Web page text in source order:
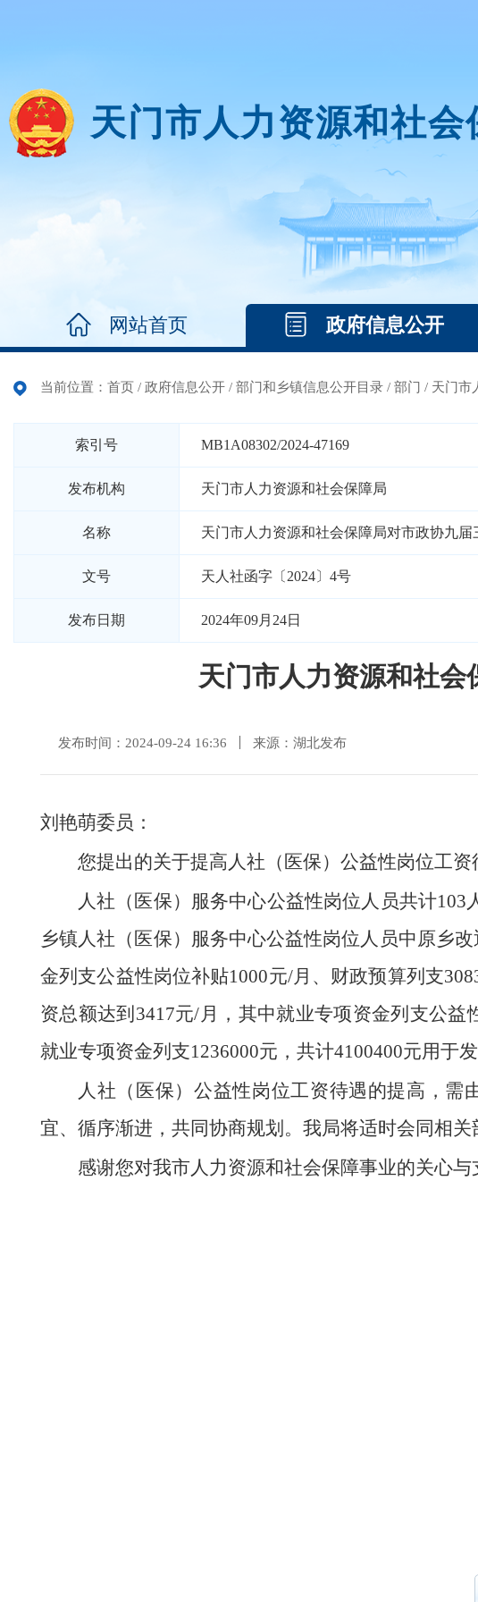
天门市人力资源和社会
网站首页 政府信息公开
当前位置： 首页 / 政府信息公开 / 部门和乡镇信息公开目录 / 部门 / 天门市
索引号 MB1A08302/2024-47169
发布机构 天门市人力资源和社会保障局
名称 天门市人力资源和社会保障局对市政协九届
文号 天人社函字〔2024〕4号
发布日期 2024年09月24日
天门市人力资源和社会
发布时间：2024-09-24 16:36 来源：湖北发布
刘艳萌委员：
您提出的关于提高人社（医保）公益性岗位工资
人社（医保）服务中心公益性岗位人员共计
乡镇人社（医保）服务中心公益性岗位人员中原乡
金列支公益性岗位补贴1000元/月、财政预算列支
资总额达到3417元/月，其中就业专项资金列支公益
就业专项资金列支1236000元，共计4100400元用于
人社（医保）公益性岗位工资待遇的提高，需
宜、循序渐进，共同协商规划。我局将适时会同相
感谢您对我市人力资源和社会保障事业的关心与